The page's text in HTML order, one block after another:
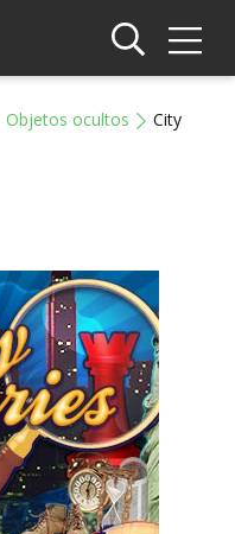
Objetos ocultos
City